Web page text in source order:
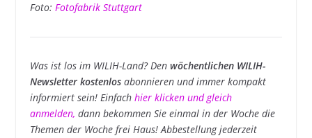
Foto: Fotofabrik Stuttgart
Was ist los im WILIH-Land? Den wöchentlichen WILIH-
Newsletter kostenlosabonnieren und immer kompakt
informiert sein! Einfach hier klicken und gleich
anmelden, dann bekommen Sie einmal in der Woche die
Themen der Woche frei Haus! Abbestellung jederzeit